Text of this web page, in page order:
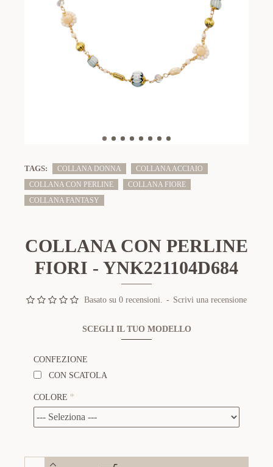
TAGS: COLLANA DONNA
COLLANA ACCIAIO
COLLANA CON PERLINE
COLLANA FIORE
COLLANA FANTASY
COLLANA CON PERLINE
FIORI - YNK221104D684
Basato su 0 recensioni. - Scrivi una recensione
SCEGLI IL TUO MODELLO
CONFEZIONE
CON SCATOLA
COLORE